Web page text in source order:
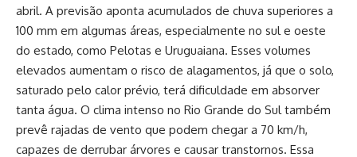
abril. A previsão aponta acumulados de chuva superiores a
100 mm em algumas áreas, especialmente no sul e oeste
do estado, como Pelotas e Uruguaiana. Esses volumes
elevados aumentam o risco de alagamentos, já que o solo,
saturado pelo calor prévio, terá dificuldade em absorver
tanta água. O clima intenso no Rio Grande do Sul também
prevê rajadas de vento que podem chegar a 70 km/h,
capazes de derrubar árvores e causar transtornos. Essa